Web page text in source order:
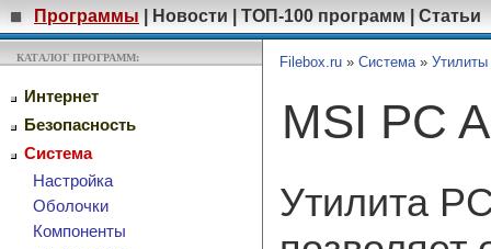
Программы Новости ТОП-100 программ Статьи
КАТАЛОГ ПРОГРАММ:
Интернет
Безопасность
Система
Настройка
Оболочки
Компоненты
Filebox.ru » Система» Утилиты
MSI PC
Утилита